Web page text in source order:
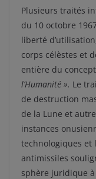
Plusieurs traités
du 10 octobre
liberté
corps célèstes et
entière du
l’Humanité ». Le
de destruction
de la Lune et
instances
technologiques et
antimissiles
sphère juridique à